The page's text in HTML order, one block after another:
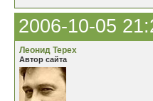
2006-10-05
Леонид Терех
Автор сайта